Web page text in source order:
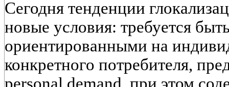
Сегодня тенденции
новые условия: требуется
ориентированными на
конкретного потребителя,